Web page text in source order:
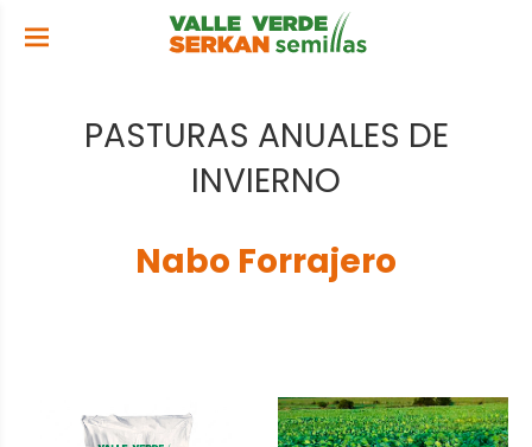
PASTURAS ANUALES DE
INVIERNO
Nabo Forrajero